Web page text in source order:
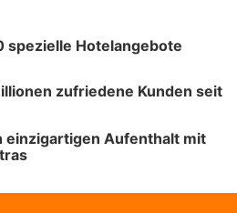
spezielle Hotelangebote
zufriedene Kunden seit
einzigartigen Aufenthalt mit